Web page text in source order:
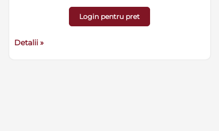
Login pentru pret
Detalii »